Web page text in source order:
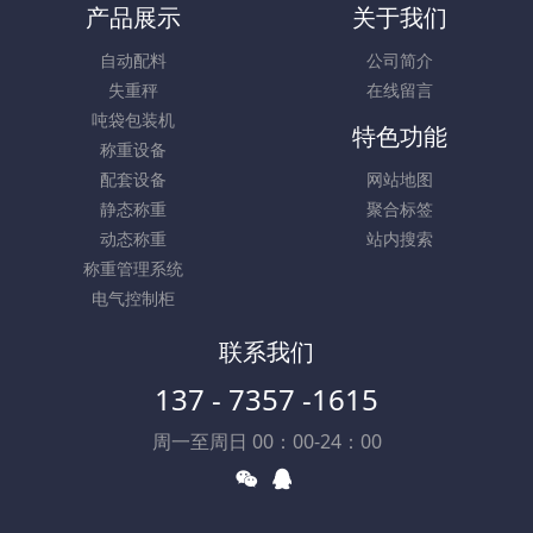
产品展示
自动配料
失重秤
吨袋包装机
称重设备
配套设备
静态称重
动态称重
称重管理系统
电气控制柜
关于我们
公司简介
在线留言
特色功能
网站地图
聚合标签
站内搜索
联系我们
137 - 7357 -1615
周一至周日 00：00-24：00